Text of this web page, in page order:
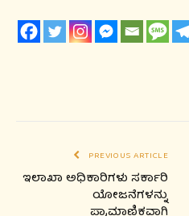
PREVIOUS ARTICLE
ಇಲಾಖಾ ಅಧಿಕಾರಿಗಳು ಸರ್ಕಾರಿ
ಯೋಜನೆಗಳನ್ನು